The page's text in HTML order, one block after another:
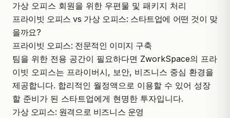
가상 오피스 회원을 위한 우편물 및 패키지 처리
프라이빗 오피스 vs 가상 오피스: 스타트업에 어떤 것이 맞
을까요?
프라이빗 오피스: 전문적인 이미지 구축
팀을 위한 전용 공간이 필요하다면 ZworkSpace의 프라
이빗 오피스는 프라이버시, 보안, 비즈니스 중심 환경을
제공합니다. 합리적인 월정액으로 이용할 수 있어 성장
할 준비가 된 스타트업에게 현명한 투자입니다.
가상 오피스: 원격으로 비즈니스 운영